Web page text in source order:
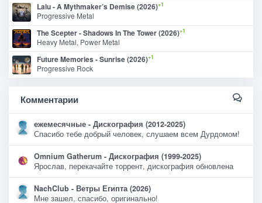
Lalu - A Mythmaker’s Demise (2026)+1
Progressive Metal
The Scepter - Shadows In The Tower (2026)+1
Heavy Metal, Power Metal
Future Memories - Sunrise (2026)+1
Progressive Rock
Комментарии
ежемесячные - Дискография (2012-2025)
Спасибо тебе добрый человек, слушаем всем Дурдомом!
Omnium Gatherum - Дискография (1999-2025)
Ярослав, перекачайте торрент, дискография обновлена
NachClub - Ветры Египта (2026)
Мне зашел, спасибо, оригинально!